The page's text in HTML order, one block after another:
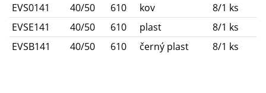
EVS0141
40/50 610 kov
8/1 ks
EVSE141
40/50 610 plast
8/1 ks
EVSB141
40/50 610 černý plast 8/1 ks